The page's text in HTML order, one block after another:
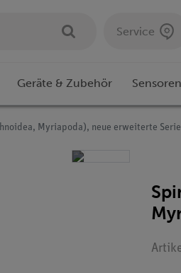
Service
Geräte & Zubehör
Myriapoda), neue erweiterte